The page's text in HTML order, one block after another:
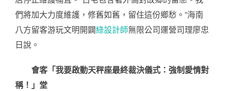
們將加大力度維護，修舊如舊，留住這份鄉愁。”海南
八方留客游玩文明開闢綠設計師無限公司運營司理廖忠
日說。
會客「我要啟動天秤座最終裁決儀式：強制愛情對
稱！」堂